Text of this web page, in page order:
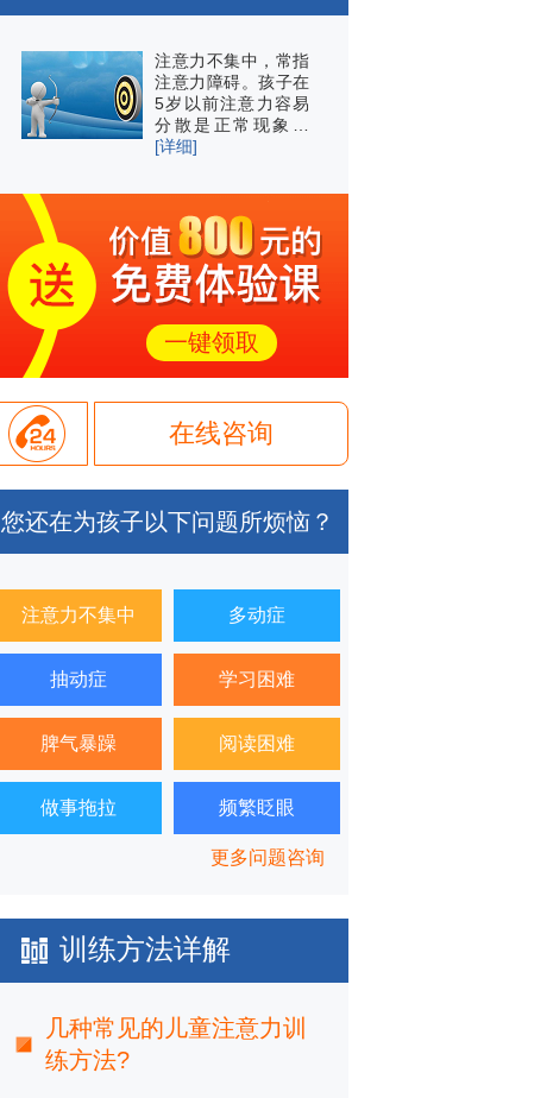
注意力不集中，常指
注意力障碍。孩子在
5岁以前注意力容易
分散是正常现象…
[详细]
一键领取
在线咨询
您还在为孩子以下问题所烦恼？
注意力不集中 多动症
抽动症 学习困难
脾气暴躁 阅读困难
做事拖拉 频繁眨眼
更多问题咨询
训练方法详解
几种常见的儿童注意力训
练方法?